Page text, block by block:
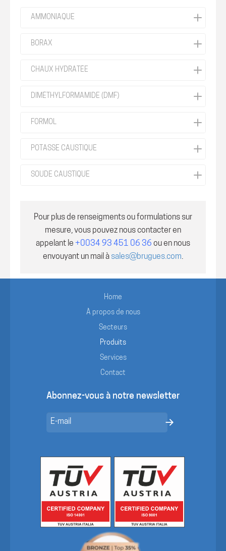
AMMONIAQUE
BORAX
CHAUX HYDRATÉE
DIMÉTHYLFORMAMIDE (DMF)
FORMOL
POTASSE CAUSTIQUE
SOUDE CAUSTIQUE
Pour plus de renseigments ou formulations sur
mesure, vous pouvez nous contacter en
appelant le +0034 93 451 06 36 ou en nous
envouyant un mail à sales@brugues.com.
Home
À propos de nous
Secteurs
Produits
Services
Contact
Abonnez-vous à notre newsletter